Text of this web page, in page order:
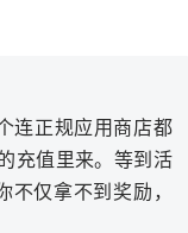
连正规应用商店都
充值里来。等到活
仅拿不到奖励，